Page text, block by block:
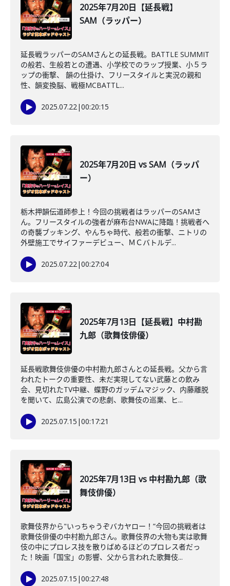
2025年7月20日【延長戦】
SAM（ラッパー）
延長戦ラッパーのSAMさんとの延長戦。BATTLE SUMMIT
の般若、生般若との遭遇、小学校でのラップ授業、小５ラ
ップの衝撃、 韻の仕掛け、フリースタイルと実況の親和
性、韻変換脳、戦極MCBATTL...
2025.07.22|00:20:15
2025年7月20日 vs SAM（ラッパ
ー）
栃木押韻伝道師参上！今回の挑戦者はラッパーのSAMさ
ん。フリースタイルの強者が麻布台NWAに降臨！挑戦者へ
の奇襲ブッキング、やんちゃ時代、般若の衝撃、ニトリの
外壁施工でサイファーデビュー、ＭＣバトルデ...
2025.07.22|00:27:04
2025年7月13日【延長戦】中村勘
九郎（歌舞伎俳優）
延長戦歌舞伎俳優の中村勘九郎さんとの延長戦。父から言
われたトークの重要性、未だ実現してない武藤との飲み
会、見切れたTV中継、蝶野のガッデムマジック、内藤離脱
を聞いて、広島公演での悲劇、歌舞伎の巡業、ヒ...
2025.07.15 |00:17:21
2025年7月13日 vs 中村勘九郎（歌
舞伎俳優）
歌舞伎界から"いっちゃうぞバカヤロー！”今回の挑戦者は
歌舞伎俳優の中村勘九郎さん。歌舞伎界の大物も実は歌舞
伎の中にプロレス技を散りばめるほどのプロレス者だっ
た！映画「国宝」の影響、父から言われた歌舞伎...
2025.07.15 |00:27:48